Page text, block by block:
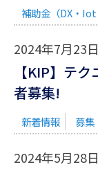
補助金（DX・Iot
2024年7月23日
【KIP】テ
者募集!
新着情報 募集
2024年5月28日